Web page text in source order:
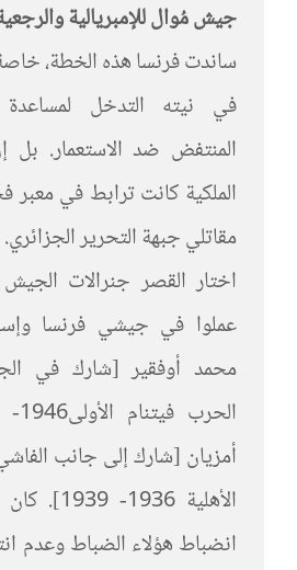
جيش مُوال للإمبريالية
ساندت فرنسا هذه الخطة،
في نيته التدخل لمساعدة
المنتفض ضد الاستعمار. بل
الملكية كانت ترابط في
مقاتلي جبهة التحرير الجزائري.
اختار القصر جنرالات
عملوا في جيشي فرنسا
محمد أوفقير [شارك في
أمزيان [شارك إلى جانب
الأهلية
انضباط هؤلاء الضباط وعدم